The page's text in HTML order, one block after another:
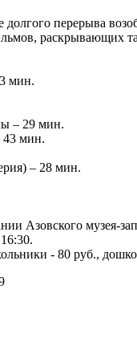
перерыва
раскрывающих
мин.
– 29 мин.
43 мин.
– 28 мин.
Азовского музея-
- 80 руб.,